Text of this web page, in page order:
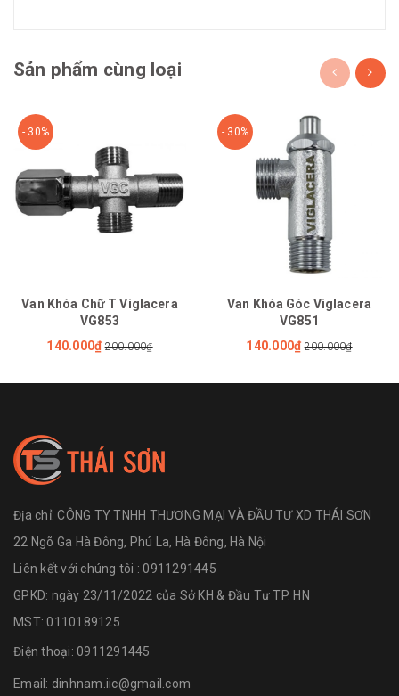
Sản phẩm cùng loại
- 30%
Van Khóa Chữ T Viglacera
VG853
140.000₫ 200.000₫
- 30%
Van Khóa Góc Viglacera
VG851
140.000₫ 200.000₫
Địa chỉ:CÔNG TY TNHH THƯƠNG MẠI VÀ ĐẦU TƯ XD THÁI SƠN
22 Ngõ Ga Hà Đông, Phú La, Hà Đông, Hà Nội
Liên kết với chúng tôi : 0911291445
GPKD: ngày 23/11/2022 của Sở KH & Đầu Tư TP. HN
MST: 0110189125
Điện thoại: 0911291445
Email: dinhnam.iic@gmail.com